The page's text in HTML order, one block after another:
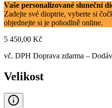
Vaše personalizované sluneční
Zadejte své dioptrie, vyberte si
objednejte si je pohodlně online.
5 450,00 Kč
vč. DPH Doprava zdarma –
Velikost